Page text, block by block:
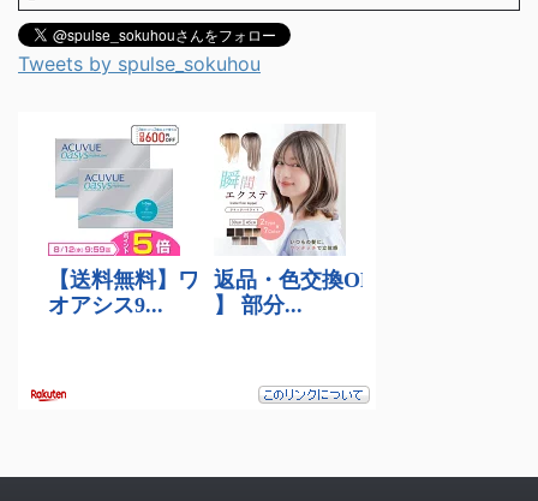
Tweets by spulse_sokuhou